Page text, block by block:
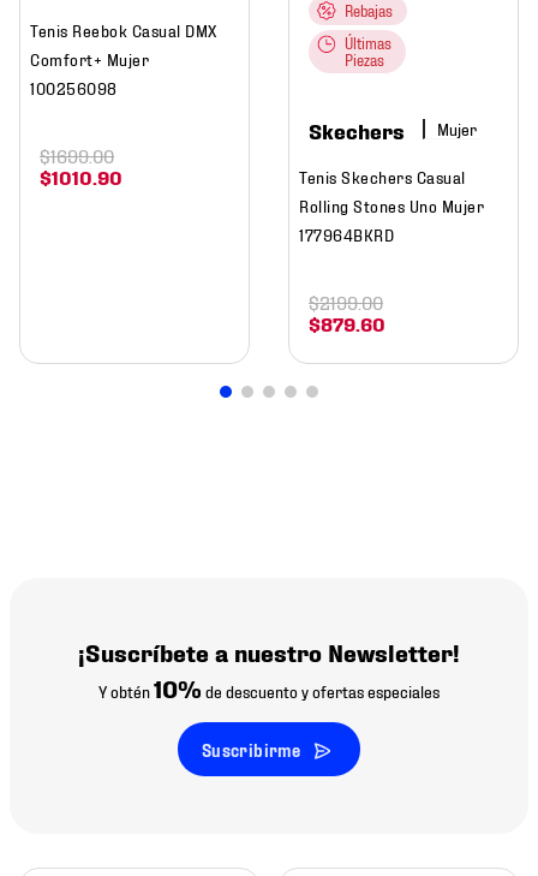
Tenis Reebok Casual DMX
Comfort+ Mujer
100256098
$1010.90
$1699.00
Rebajas
Últimas
Piezas
Skechers Mujer
Tenis Skechers Casual
Rolling Stones Uno Mujer
177964BKRD
$879.60
$2199.00
¡Suscríbete a nuestro Newsletter!
Y obtén10% de descuento y ofertas especiales
Suscribirme